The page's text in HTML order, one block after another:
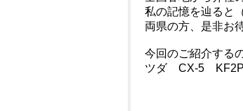
私の記憶を辿ると
両県の方、是非お
今回のご紹介する
ツダ CX-5 KF2P